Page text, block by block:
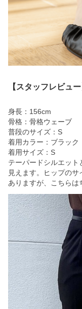
【スタッフレビュー
身長：156cm
骨格：骨格ウェーブ
普段のサイズ：S
着用カラー：ブラック
着用サイズ：S
テーパードシルエット
見えます。ヒップの